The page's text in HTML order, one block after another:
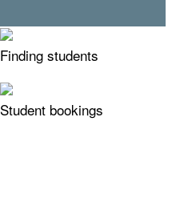
Finding students
Student bookings